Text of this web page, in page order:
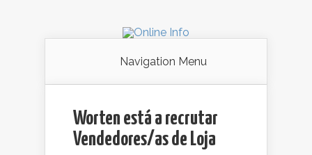
Navigation Menu
Worten está a recrutar
Vendedores/as de Loja